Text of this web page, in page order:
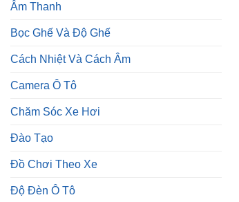
Âm Thanh
Bọc Ghế Và Độ Ghế
Cách Nhiệt Và Cách Âm
Camera Ô Tô
Chăm Sóc Xe Hơi
Đào Tạo
Đồ Chơi Theo Xe
Độ Đèn Ô Tô